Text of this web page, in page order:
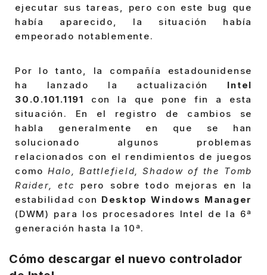
ejecutar sus tareas, pero con este bug que
había aparecido, la situación había
empeorado notablemente.
Por lo tanto, la compañía estadounidense
ha lanzado la actualización Intel
30.0.101.1191 con la que pone fin a esta
situación. En el registro de cambios se
habla generalmente en que se han
solucionado algunos problemas
relacionados con el rendimientos de juegos
comoHalo, Battlefield, Shadow of the Tomb
Raider, etc
pero sobre todo mejoras en la
estabilidad con Desktop Windows Manager
(DWM) para los procesadores Intel de la 6ª
generación hasta la 10ª.
Cómo descargar el nuevo controlador